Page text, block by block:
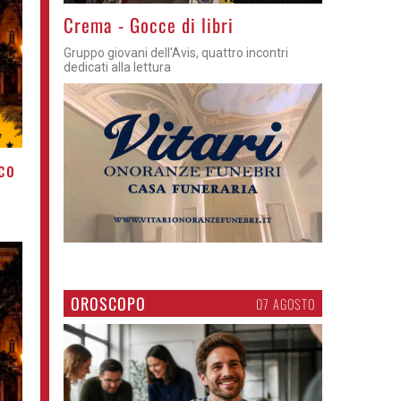
Crema - Gocce di libri
Gruppo giovani dell'Avis, quattro incontri
dedicati alla lettura
OROSCOPO 07 AGOSTO